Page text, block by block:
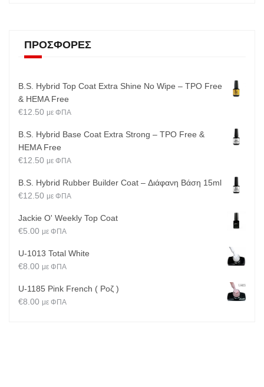
ΠΡΟΣΦΟΡΈΣ
B.S. Hybrid Top Coat Extra Shine No Wipe – TPO Free
& HEMA Free
€12.50 με ΦΠΑ
B.S. Hybrid Base Coat Extra Strong – TPO Free &
HEMA Free
€12.50 με ΦΠΑ
B.S. Hybrid Rubber Builder Coat – Διάφανη Βάση 15ml
€12.50 με ΦΠΑ
Jackie O' Weekly Top Coat
€5.00 με ΦΠΑ
U-1013 Total White
€8.00 με ΦΠΑ
U-1185 Pink French ( Ροζ )
€8.00 με ΦΠΑ